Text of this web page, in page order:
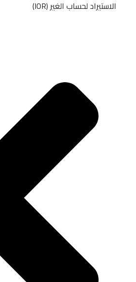
الاستيراد لحساب الغير (IOR)